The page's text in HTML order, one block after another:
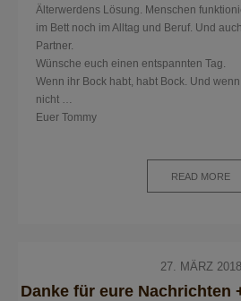
Älterwerdens Lösung. Menschen
im Bett noch im Alltag und Beruf. Und
Partner.
Wünsche euch einen entspannten Tag.
Wenn ihr Bock habt, habt Bock. Und
nicht …
Euer Tommy
READ MORE
27. MÄRZ 2018
Danke für eure Nachrichten